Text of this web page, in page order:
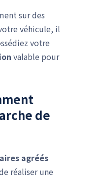
sur des
véhicule, il
votre
valable pour
de
agréés
réaliser une